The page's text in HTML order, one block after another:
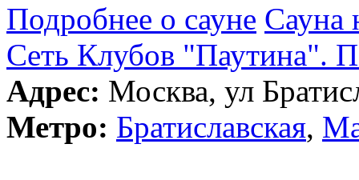
Подробнее о сауне Сауна
Сеть Клубов "Паутина".
Адрес: Москва, ул
Метро: Братиславская,